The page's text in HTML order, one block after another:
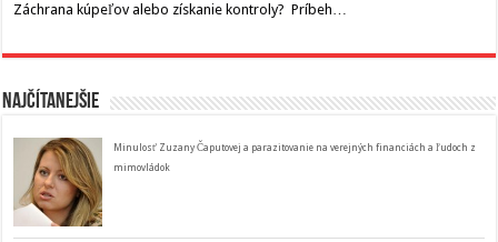
Záchrana kúpeľov alebo získanie kontroly? Príbeh…
Najčítanejšie
Minulosť Zuzany Čaputovej a parazitovanie na verejných financiách a ľudoch z
mimovládok